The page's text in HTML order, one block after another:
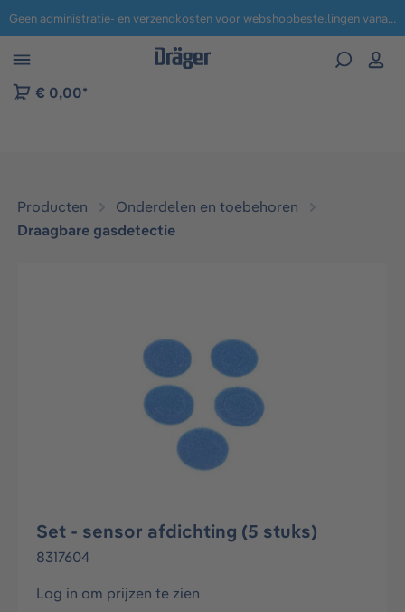
naar navigatie B2B-platform Geen administratie- en verzendkosten voor webshopbestellingen vanaf € 100,-.
€ 0,00*
Producten
Onderdelen en toebehoren
Draagbare gasdetectie
Set - sensor afdichting (5 stuks)
8317604
Log in om prijzen te zien